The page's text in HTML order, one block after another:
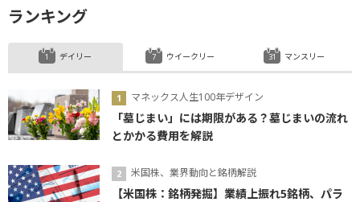
ランキング
デイリー
マネックス人生100年デザイン
「墓じまい」には期限がある？墓じまいの流れ
とかかる費用を解説
米国株、業界動向と銘柄解説
【米国株：銘柄発掘】業績上振れ5銘柄、パラ
ウイークリー マンスリー